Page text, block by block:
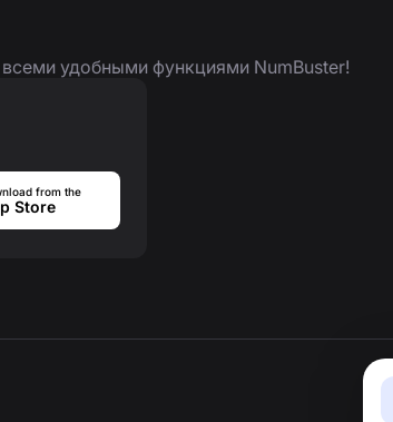
всеми удобными функциями NumBuster!
from the
Store